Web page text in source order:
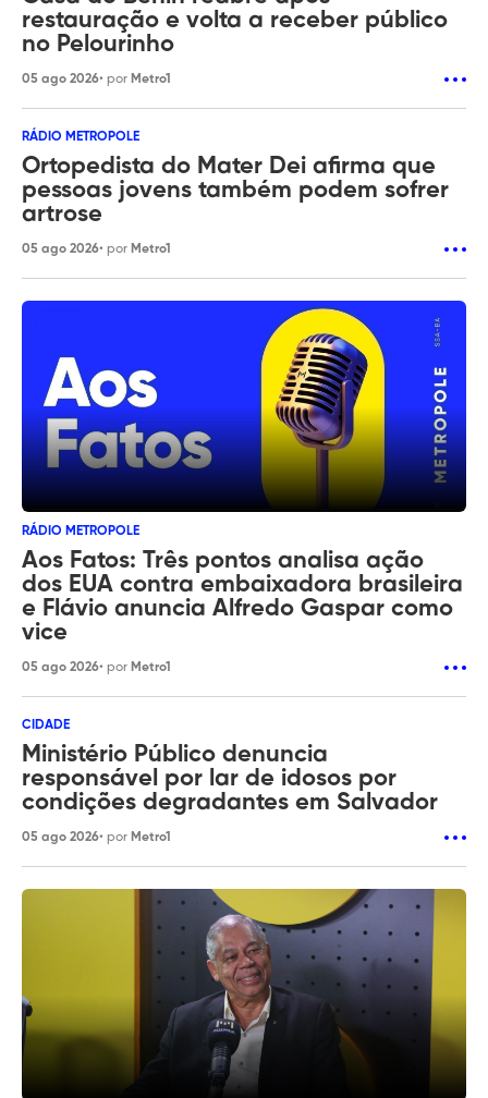
restauração e volta a receber público
no Pelourinho
05 ago 2026• por Metro1
RÁDIO METROPOLE
Ortopedista do Mater Dei afirma que
pessoas jovens também podem sofrer
artrose
05 ago 2026• por Metro1
RÁDIO METROPOLE
Aos Fatos: Três pontos analisa ação
dos EUA contra embaixadora brasileira
e Flávio anuncia Alfredo Gaspar como
vice
05 ago 2026• por Metro1
CIDADE
Ministério Público denuncia
responsável por lar de idosos por
condições degradantes em Salvador
05 ago 2026• por Metro1